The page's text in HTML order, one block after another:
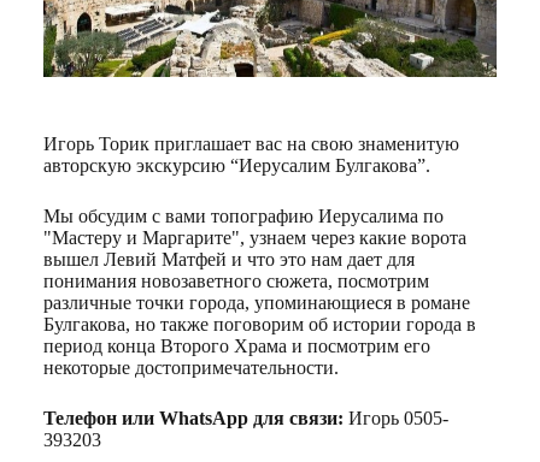
Игорь Торик приглашает вас на свою знаменитую
авторскую экскурсию “Иерусалим Булгакова”.
Мы обсудим с вами топографию Иерусалима по
"Мастеру и Маргарите", узнаем через какие ворота
вышел Левий Матфей и что это нам дает для
понимания новозаветного сюжета, посмотрим
различные точки города, упоминающиеся в романе
Булгакова, но также поговорим об истории города в
период конца Второго Храма и посмотрим его
некоторые достопримечательности.
Телефон или WhatsApp для связи: Игорь 0505-
393203